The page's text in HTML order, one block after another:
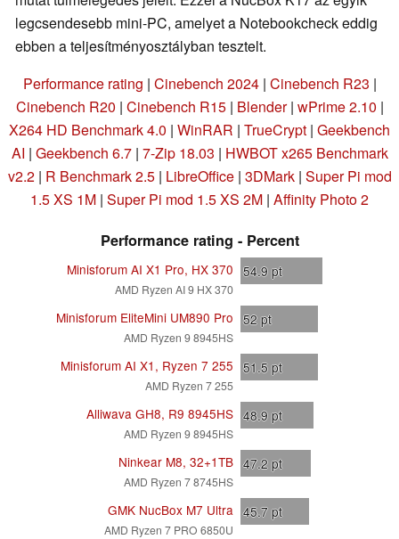
legcsendesebb mini-PC, amelyet a Notebookcheck eddig
ebben a teljesítményosztályban tesztelt.
Performance rating | Cinebench 2024| Cinebench R23 |
Cinebench R20 | Cinebench R15| Blender| wPrime 2.10 |
X264 HD Benchmark 4.0 | WinRAR | TrueCrypt | Geekbench
AI | Geekbench 6.7| 7-Zip 18.03 | HWBOT x265 Benchmark
v2.2| R Benchmark 2.5| LibreOffice | 3DMark| Super Pi mod
1.5 XS 1M | Super Pi mod 1.5 XS 2M | Affinity Photo 2
Performance rating - Percent
Minisforum AI X1 Pro, HX 370
AMD Ryzen AI 9 HX 370
54.9 pt
Minisforum EliteMini UM890 Pro
AMD Ryzen 9 8945HS
52 pt
Minisforum AI X1, Ryzen 7 255
AMD Ryzen 7 255
51.5 pt
Alliwava GH8, R9 8945HS
AMD Ryzen 9 8945HS
48.9 pt
Ninkear M8, 32+1TB
AMD Ryzen 7 8745HS
47.2 pt
GMK NucBox M7 Ultra
AMD Ryzen 7 PRO 6850U
45.7 pt